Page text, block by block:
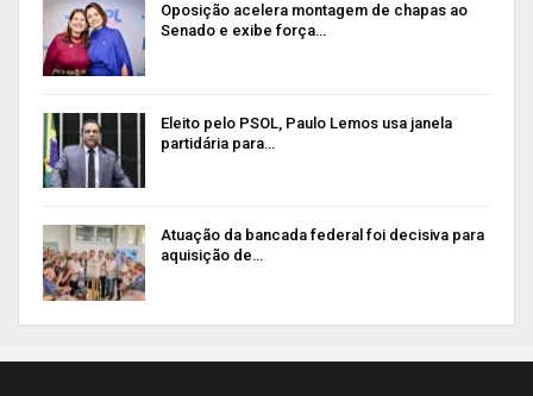
Oposição acelera montagem de chapas ao
Senado e exibe força…
Eleito pelo PSOL, Paulo Lemos usa janela
partidária para…
Atuação da bancada federal foi decisiva para
aquisição de…